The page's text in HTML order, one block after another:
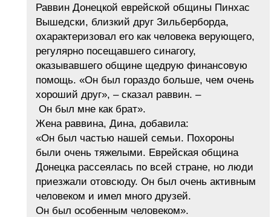
Раввин Донецкой еврейской общины Пинхас
Вышедски, близкий друг Зильберборда,
охарактеризовал его как человека верующего,
регулярно посещавшего синагогу,
оказывавшего общине щедрую финансовую
помощь. «Он был гораздо больше, чем очень
хороший друг», – сказал раввин. –
Он был мне как брат».
Жена раввина, Дина, добавила:
«Он был частью нашей семьи. Похороны
были очень тяжелыми. Еврейская община
Донецка рассеялась по всей стране, но люди
приезжали отовсюду. Он был очень активным
человеком и имел много друзей.
Он был особенным человеком».